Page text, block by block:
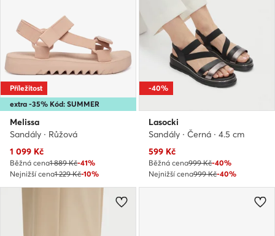
extra -35% Kód: SUMMER
Příležitost
Melissa
Sandály · Růžová
Aktuální cena
1 099 Kč
Běžná cena1 889 Kč-41%
Nejnižší cena1 229 Kč-10%
-40%
Lasocki
Sandály · Černá · 4.5 cm
Aktuální cena
599 Kč
Běžná cena999 Kč-40%
Nejnižší cena999 Kč-40%